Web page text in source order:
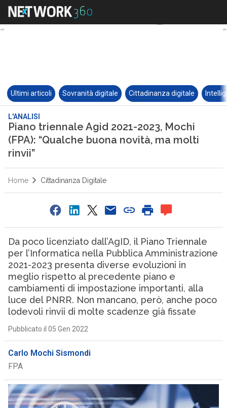
Ultimi articoli Sovranità digitale Cittadinanza digitale
L'ANALISI
Piano triennale Agid 2021-2023, Mochi
(FPA): “Qualche buona novità, ma molti
rinvii”
Home Cittadinanza Digitale
Da poco licenziato dall’AgID, il Piano Triennale
per l’Informatica nella Pubblica Amministrazione
2021-2023 presenta diverse evoluzioni in
meglio rispetto al precedente piano e
cambiamenti di impostazione importanti, alla
luce del PNRR. Non mancano, però, anche poco
lodevoli rinvii di molte scadenze già fissate
Pubblicato il 05 Gen 2022
Carlo Mochi Sismondi
FPA